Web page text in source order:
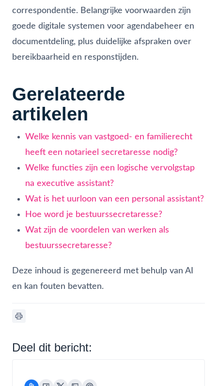
correspondentie. Belangrijke voorwaarden zijn
goede digitale systemen voor agendabeheer en
documentdeling, plus duidelijke afspraken over
bereikbaarheid en responstijden.
Gerelateerde
artikelen
Welke kennis van vastgoed- en familierecht
heeft een notarieel secretaresse nodig?
Welke functies zijn een logische vervolgstap
na executive assistant?
Wat is het uurloon van een personal assistant?
Hoe word je bestuurssecretaresse?
Wat zijn de voordelen van werken als
bestuurssecretaresse?
Deze inhoud is gegenereerd met behulp van AI
en kan fouten bevatten.
Deel dit bericht: